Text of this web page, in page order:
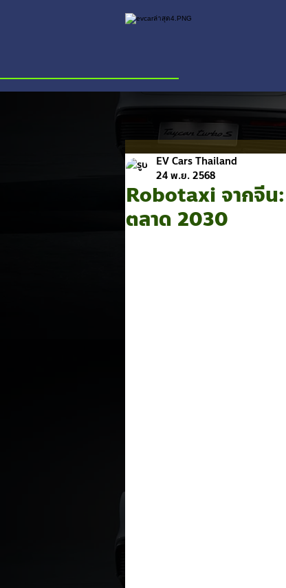
Robotaxi จากจีน:
ตลาด 2030
EV Cars Thailand
24 พ.ย. 2568